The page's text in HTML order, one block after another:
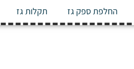
החלפת ספק גז תקלות גז